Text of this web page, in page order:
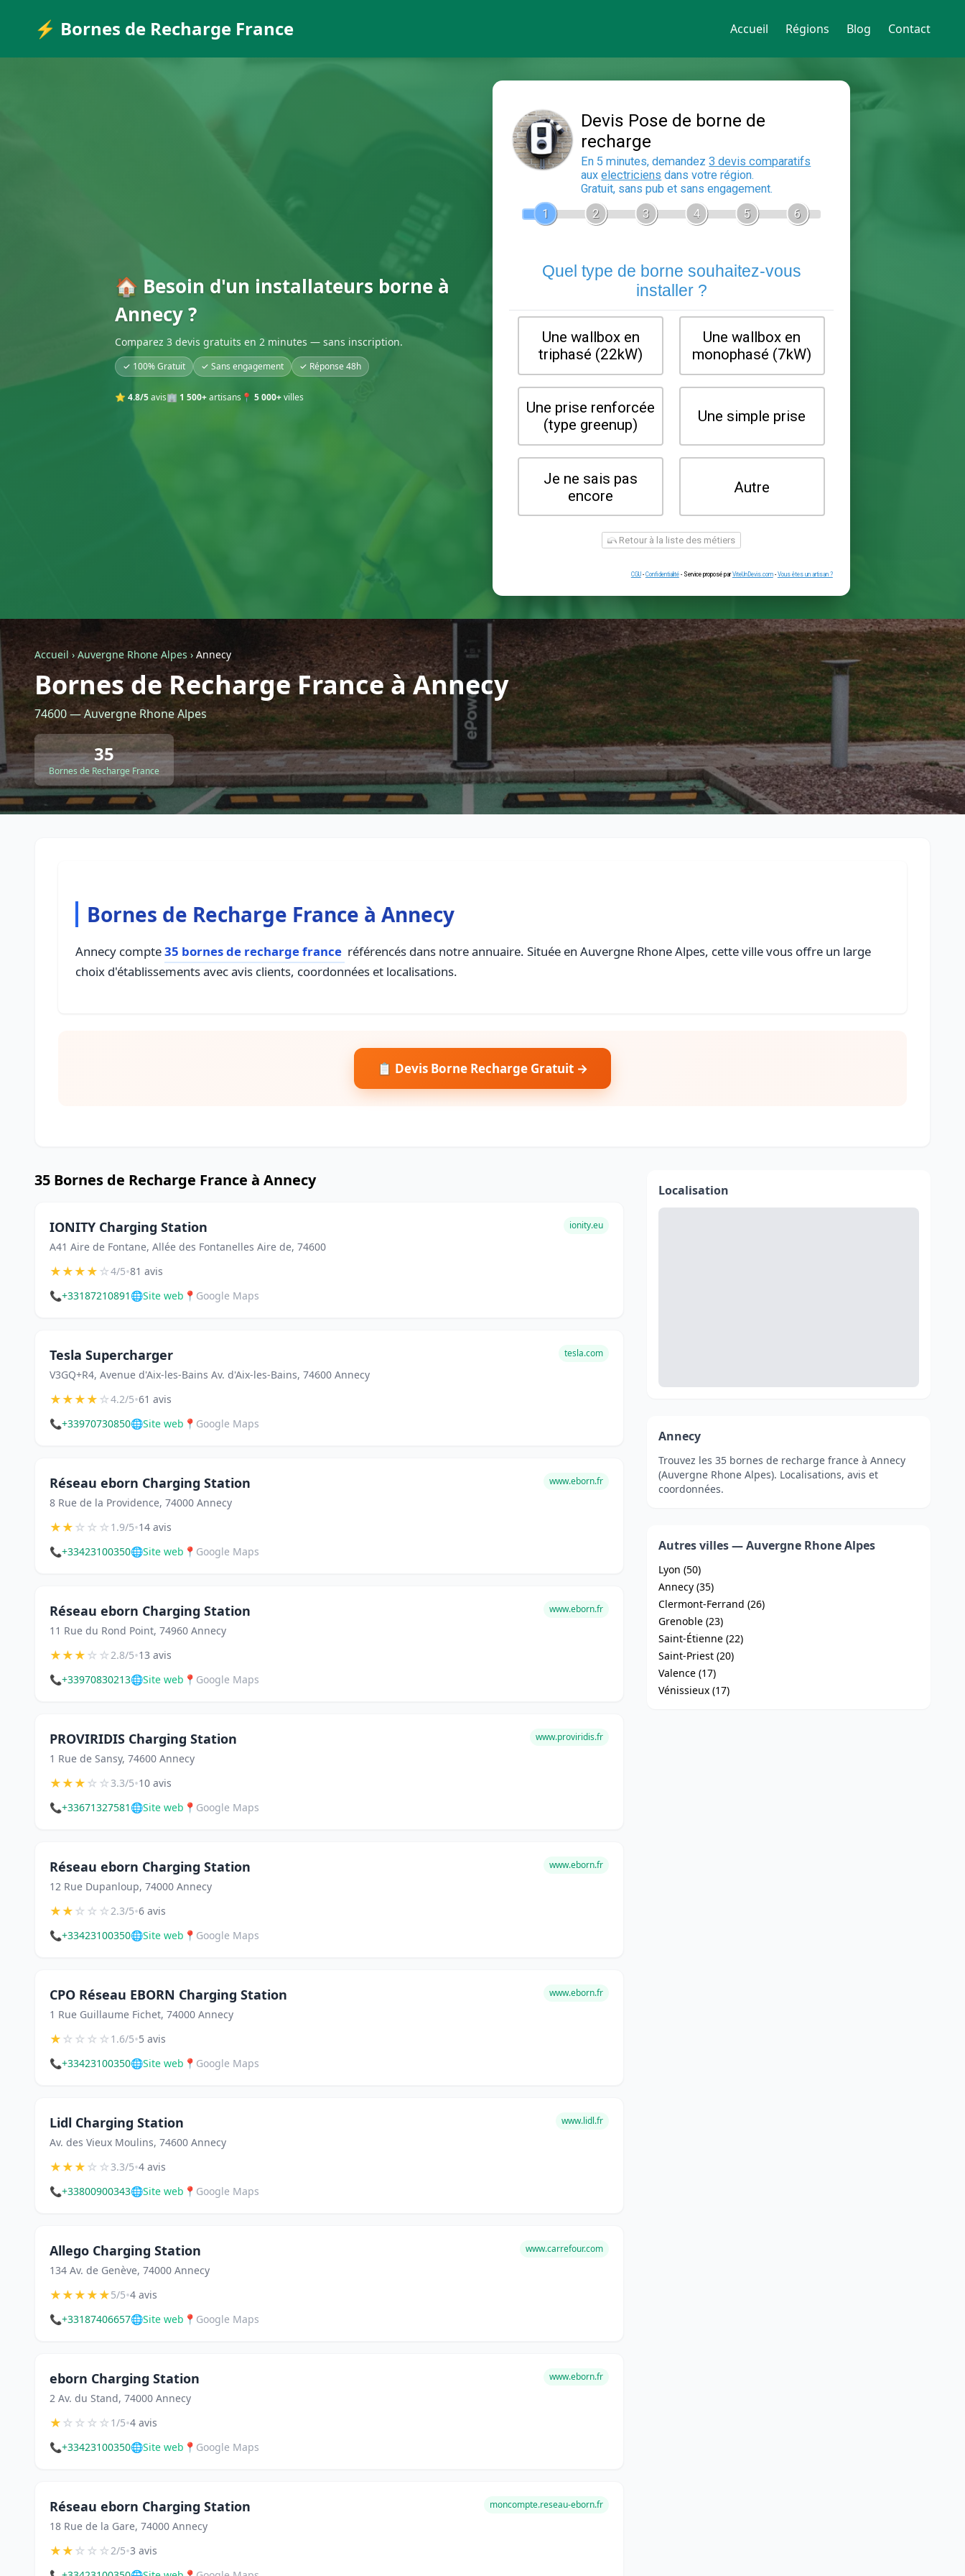
⚡ Bornes de Recharge France Accueil Régions Blog Contact
🏠 Besoin d'un installateurs borne à
Annecy ?
Comparez 3 devis gratuits en 2 minutes — sans inscription.
✓ 100% Gratuit ✓ Sans engagement ✓ Réponse 48h
⭐ 4.8/5avis🏢 1 500+artisans 📍 5 000+villes
recharge
En 5 minutes, demandez
auxelectriciensdans votre région.
Gratuit, sans pub et sans engagement.
Quel type de borne souhaitez-
installer ?
Une wallbox en
Une prise renforcée
(type greenup)
Je ne sais pas
Retour à la liste des métiers
Confidentialité - Service proposé par ViteUnDevis.com-
Accueil › Auvergne Rhone Alpes › Annecy
Bornes de Recharge France à Annecy
74600 — Auvergne Rhone Alpes
35
Bornes de Recharge France
Bornes de Recharge France à Annecy
Annecy compte35 bornes de recharge france référencés dans notre annuaire. Située en Auvergne Rhone Alpes, cette ville vous offre un large
choix d'établissements avec avis clients, coordonnées et localisations.
📋 Devis Borne Recharge Gratuit →
35 Bornes de Recharge France à Annecy
IONITY Charging Station
A41 Aire de Fontane, Allée des Fontanelles Aire de, 74600
ionity.eu
★★★★☆4/5•81 avis
📞+33187210891 🌐Site web 📍 Google Maps
Tesla Supercharger
V3GQ+R4, Avenue d'Aix-les-Bains Av. d'Aix-les-Bains, 74600 Annecy
tesla.com
★★★★☆4.2/5•61 avis
📞+33970730850🌐Site web 📍 Google Maps
Réseau eborn Charging Station
8 Rue de la Providence, 74000 Annecy
www.eborn.fr
★★☆☆☆1.9/5•14 avis
📞+33423100350🌐Site web 📍 Google Maps
Réseau eborn Charging Station
11 Rue du Rond Point, 74960 Annecy
www.eborn.fr
★★★☆☆2.8/5•13 avis
📞+33970830213🌐Site web 📍 Google Maps
PROVIRIDIS Charging Station
1 Rue de Sansy, 74600 Annecy
www.proviridis.fr
★★★☆☆3.3/5•10 avis
📞+33671327581 🌐Site web 📍 Google Maps
Réseau eborn Charging Station
12 Rue Dupanloup, 74000 Annecy
www.eborn.fr
★★☆☆☆2.3/5•6 avis
📞+33423100350🌐Site web 📍 Google Maps
CPO Réseau EBORN Charging Station
1 Rue Guillaume Fichet, 74000 Annecy
www.eborn.fr
★☆☆☆☆1.6/5•5 avis
📞+33423100350🌐Site web 📍 Google Maps
Lidl Charging Station
Av. des Vieux Moulins, 74600 Annecy
www.lidl.fr
★★★☆☆3.3/5•4 avis
📞+33800900343🌐Site web 📍 Google Maps
Allego Charging Station
134 Av. de Genève, 74000 Annecy
www.carrefour.com
★★★★★5/5•4 avis
📞+33187406657🌐Site web 📍 Google Maps
eborn Charging Station
2 Av. du Stand, 74000 Annecy
www.eborn.fr
★☆☆☆☆1/5•4 avis
📞+33423100350🌐Site web 📍 Google Maps
Réseau eborn Charging Station
18 Rue de la Gare, 74000 Annecy
moncompte.reseau-eborn.fr
★★☆☆☆2/5•3 avis
Localisation
Annecy
Trouvez les 35 bornes de recharge france à Annecy
(Auvergne Rhone Alpes). Localisations, avis et
coordonnées.
Autres villes — Auvergne Rhone Alpes
Lyon (50)
Annecy (35)
Clermont-Ferrand (26)
Grenoble (23)
Saint-Étienne (22)
Saint-Priest (20)
Valence (17)
Vénissieux (17)